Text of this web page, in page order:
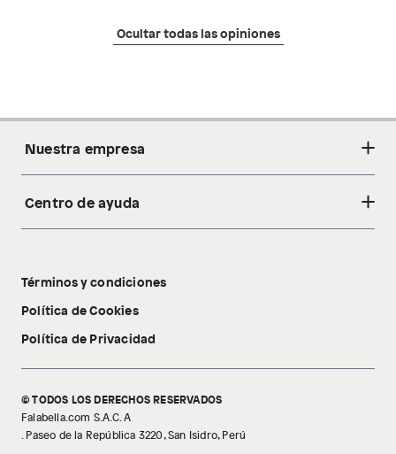
Ocultar todas las opiniones
Nuestra empresa
Acerca de nosotros
Tecnología Pillow Walk
Centro de ayuda
Libro de reclamaciones
Términos y condiciones
Política de Cookies
Política de Privacidad
© TODOS LOS DERECHOS RESERVADOS
Falabella.com S.A.C. A
. Paseo de la República 3220, San Isidro, Perú